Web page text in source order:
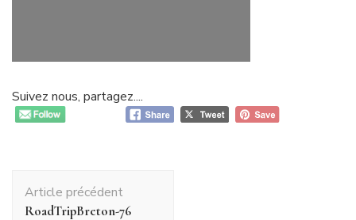
Suivez nous, partagez....
d'article
Article précédent
RoadTripBreton-76